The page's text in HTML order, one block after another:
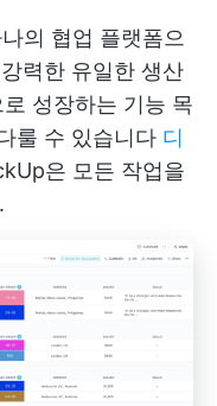
의 협업 플랫폼으
력한 유일한 생산
성장하는 기능 목
룰 수 있습니다 디
은 모든 작업을